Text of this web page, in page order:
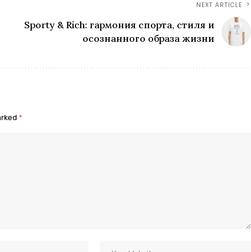
NEXT ARTICLE
Sporty & Rich: гармония спорта, стиля и
осознанного образа жизни
*